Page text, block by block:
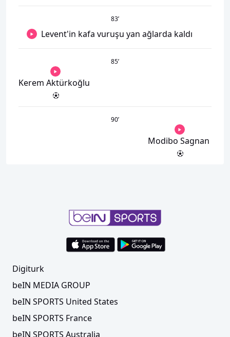
83’
Levent'in kafa vuruşu yan ağlarda kaldı
85’
Kerem Aktürkoğlu
90’
Modibo Sagnan
Digiturk
beIN MEDIA GROUP
beIN SPORTS United States
beIN SPORTS France
beIN SPORTS Australia